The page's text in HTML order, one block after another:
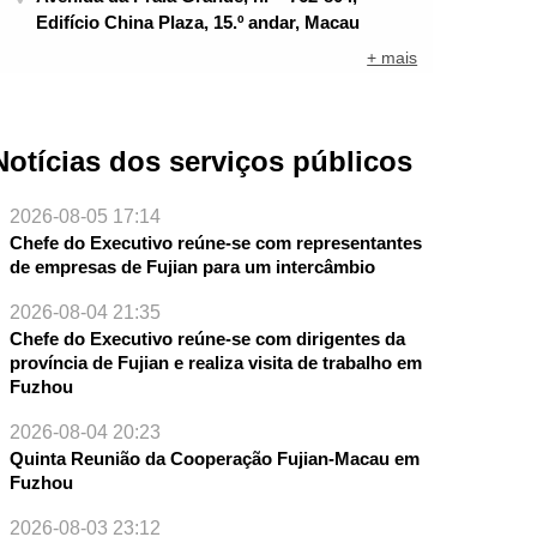
Edifício China Plaza, 15.º andar, Macau
+ mais
dos serviços públicos
2026-08-05 17:14
Chefe do Executivo reúne-se com representantes
de empresas de Fujian para um intercâmbio
2026-08-04 21:35
Chefe do Executivo reúne-se com dirigentes da
província de Fujian e realiza visita de trabalho em
Fuzhou
2026-08-04 20:23
Quinta Reunião da Cooperação Fujian-Macau em
Fuzhou
2026-08-03 23:12